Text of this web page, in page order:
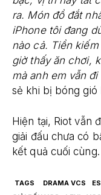
ra. Món đồ đắt
iPhone tôi đang
nào cả. Tiền
giờ thấy ăn chơi,
mà anh em vẫn đi
sẻ khi bị bóng gió
Hiện tại, Riot vẫn
giải đấu chưa có
kết quả cuối cùng.
TAGS DRAMA VCS